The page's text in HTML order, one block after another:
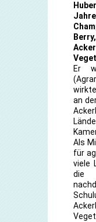
Er
an
Als
für
viele
die